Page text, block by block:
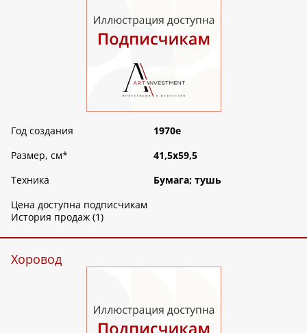
Год создания
1970е
Размер, см*
41,5х59,5
Техника
Бумага; тушь
Цена доступна подписчикам
История продаж (1)
Хоровод